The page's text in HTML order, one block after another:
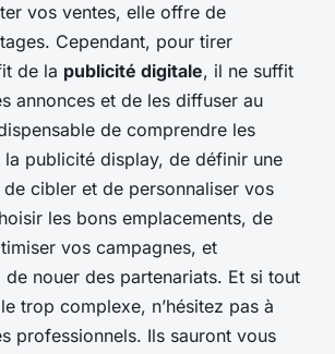
vos ventes, elle offre de
Cependant, pour tirer
de la publicité digitale, il ne suffit
annonces et de les diffuser au
de comprendre les
la publicité display, de définir une
cibler et de personnaliser vos
les bons emplacements, de
vos campagnes, et
de nouer des partenariats. Et si tout
trop complexe, n’hésitez pas à
professionnels. Ils sauront vous